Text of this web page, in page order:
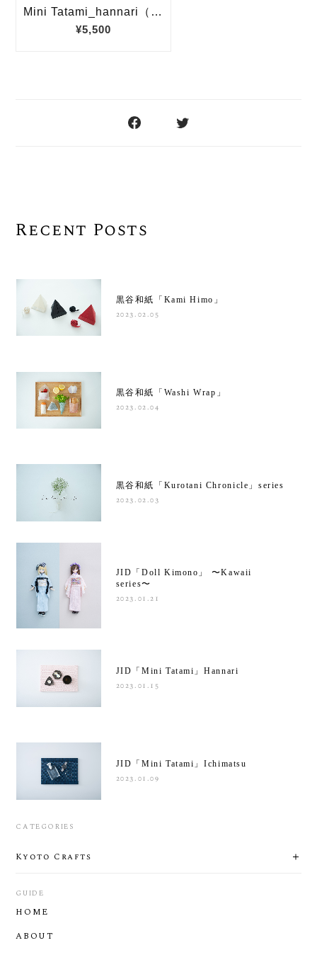
Recent Posts
黒谷和紙「Kami Himo」
2023.02.05
黒谷和紙「Washi Wrap」
2023.02.04
黒谷和紙「Kurotani Chronicle」series
2023.02.03
JID「Doll Kimono」 〜Kawaii
series〜
2023.01.21
JID「Mini Tatami」Hannari
2023.01.15
JID「Mini Tatami」Ichimatsu
2023.01.09
CATEGORIES
Kyoto Crafts
GUIDE
HOME
ABOUT